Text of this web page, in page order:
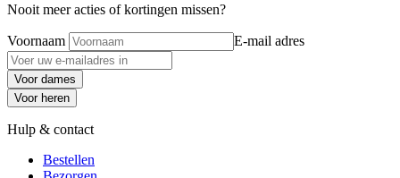
Nooit meer acties of kortingen missen?
Voornaam E-mail adres
Voor dames
Voor heren
Hulp & contact
Bestellen